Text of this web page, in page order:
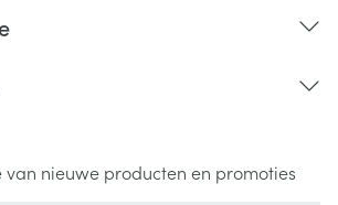
nieuwe producten en promoties